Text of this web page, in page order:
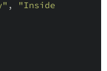
,
"Inside